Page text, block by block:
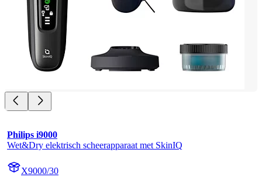
Philips i9000
Wet&Dry elektrisch scheerapparaat met SkinIQ
X9000/30